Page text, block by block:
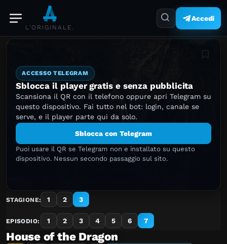
L'ORIGINALE.
Accedi
ACCESSO TELEGRAM
Sblocca il player gratis e senza pubblicita
Scansiona il QR con il telefono oppure apri Telegram su
questo dispositivo. Fai tutto nel bot: login, canale se
serve, e il player parte qui da solo.
Sblocca con Telegram
Puoi usare il QR se Telegram non e installato su questo
dispositivo. Nessun secondo passaggio sul sito.
STAGIONE: 1 2 3
EPISODIO: 1 2 3 4 5 6 7
House of the Dragon